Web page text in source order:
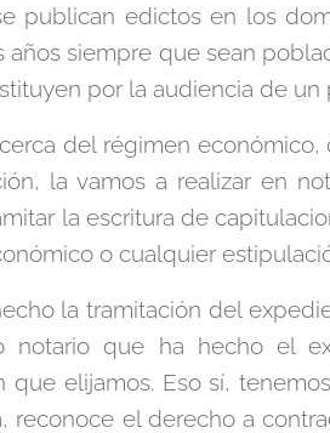
publican edictos en los
años siempre que sean
por la audiencia de
del régimen
la vamos a realizar en
la escritura de
o cualquier
la tramitación del
notario que ha hecho el
que elijamos. Eso sí,
reconoce el derecho a